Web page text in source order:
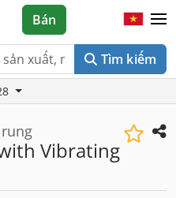
Tìm kiếm
Bán
Vibrating